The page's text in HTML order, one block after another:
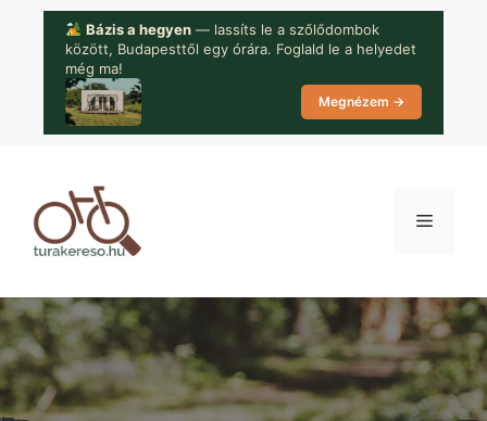
Kilépés
tartalomba
Bázis a hegyen— lassíts le a szőlődombok
között, Budapesttől egy órára. Foglald le a helyedet
még ma!
Megnézem →
Menü